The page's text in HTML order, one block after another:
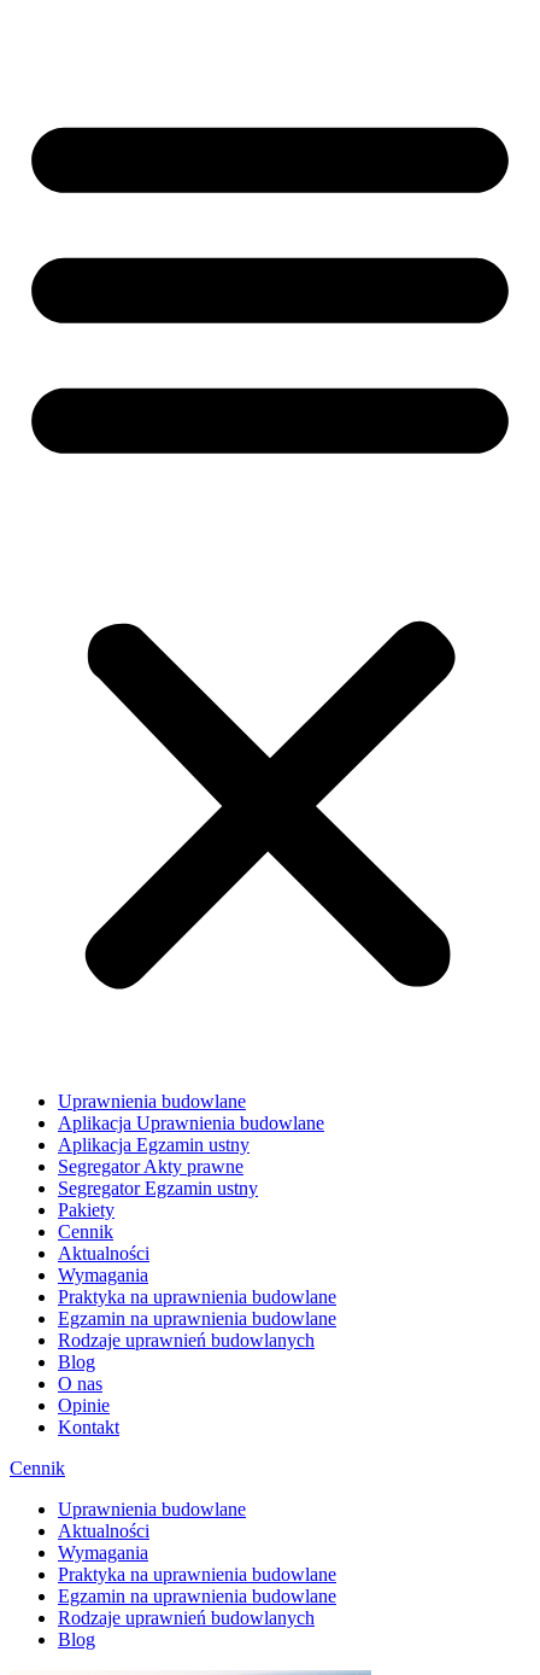
Uprawnienia budowlane
Aplikacja Uprawnienia budowlane
Aplikacja Egzamin ustny
Segregator Akty prawne
Segregator Egzamin ustny
Pakiety
Cennik
Aktualności
Wymagania
Praktyka na uprawnienia budowlane
Egzamin na uprawnienia budowlane
Rodzaje uprawnień budowlanych
Blog
O nas
Opinie
Kontakt
Cennik
Uprawnienia budowlane
Aktualności
Wymagania
Praktyka na uprawnienia budowlane
Egzamin na uprawnienia budowlane
Rodzaje uprawnień budowlanych
Blog